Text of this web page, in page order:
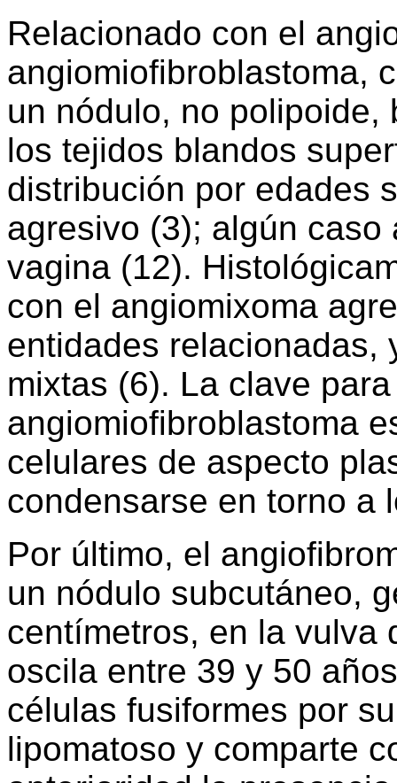
Relacionado con el
angiomiofibroblastoma,
un nódulo, no polipoide,
los tejidos blandos
distribución por edades
agresivo (3); algún
vagina (12).
con el angiomixoma
entidades relacionadas,
mixtas (6). La clave
angiomiofibroblastoma
celulares de aspecto
condensarse en torno a
Por último, el
un nódulo subcutáneo,
centímetros, en la vulva
oscila entre 39 y 50
células fusiformes por
lipomatoso y comparte